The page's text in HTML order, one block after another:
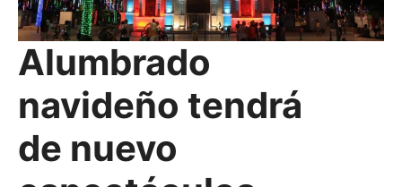
Alumbrado
navideño tendrá
de nuevo